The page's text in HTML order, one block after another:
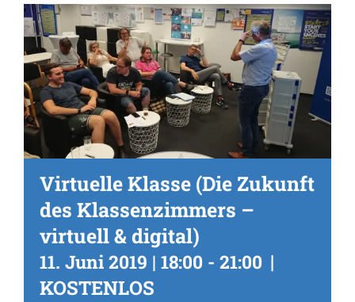
Virtuelle Klasse (Die Zukunft
des Klassenzimmers –
virtuell & digital)
11. Juni 2019 | 18:00 - 21:00 |
KOSTENLOS